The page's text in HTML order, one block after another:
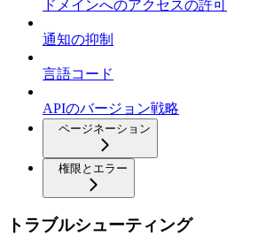
ドメインへのアクセスの許可
通知の抑制
言語コード
APIのバージョン戦略
ページネーション
権限とエラー
トラブルシューティング